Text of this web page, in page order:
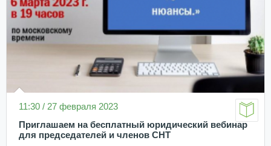
11:30 / 27 февраля 2023
Приглашаем на бесплатный юридический вебинар
для председателей и членов СНТ